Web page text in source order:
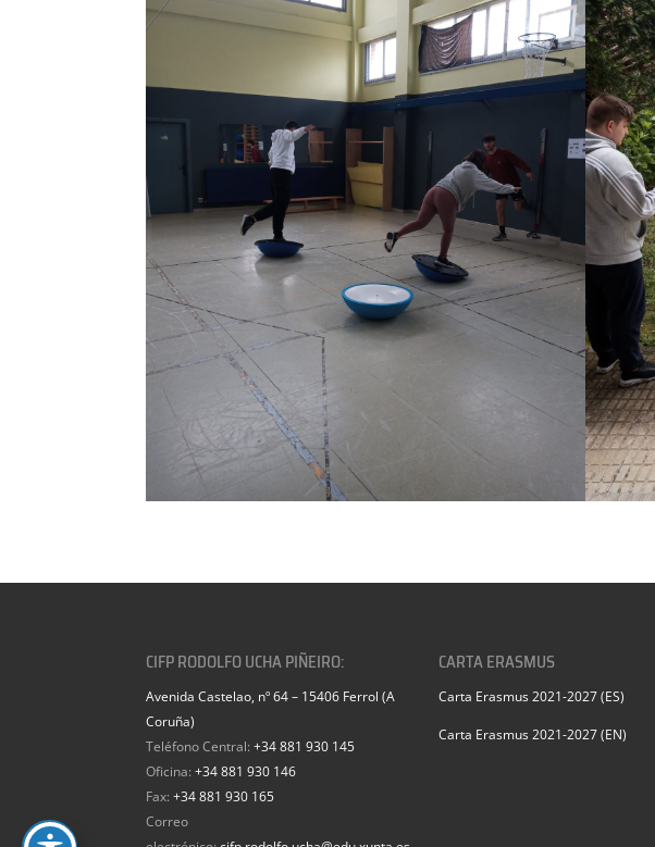
CIFP RODOLFO UCHA PIÑEIRO:
Avenida Castelao, nº 64 – 15406 Ferrol (A
Coruña)
Teléfono Central:+34 881 930 145
Oficina:+34 881 930 146
Fax:+34 881 930 165
Correo
CARTA ERASMUS
Carta Erasmus 2021-2027 (ES)
Carta Erasmus 2021-2027 (EN)